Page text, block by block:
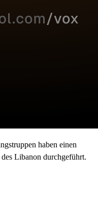
haben einen
Libanon durchgeführt.